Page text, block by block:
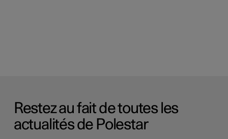
Restez au fait de toutes les
actualités de Polestar